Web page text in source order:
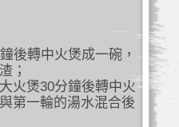
後轉中火煲成一碗，
；
火煲30分鐘後轉中火
第一輪的湯水混合後